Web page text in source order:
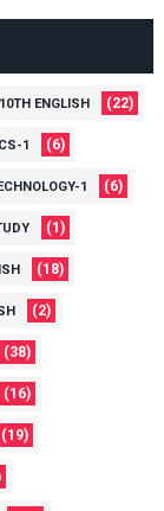
10TH ENGLISH (22)
1 (6)
1 (6)
(1)
(18)
(2)
(38)
(16)
(19)